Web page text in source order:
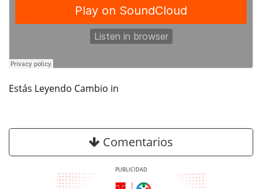
Estás Leyendo Cambio in
Comentarios